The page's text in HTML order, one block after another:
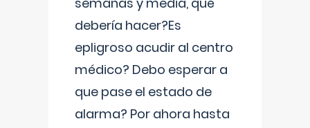
debería hacer?Es
epligroso acudir al centro
médico? Debo esperar a
que pase el estado de
alarma? Por ahora hasta